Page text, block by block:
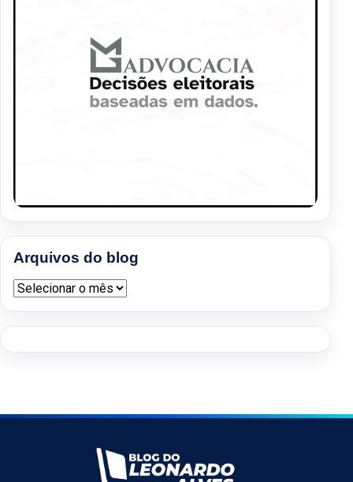
Arquivos do blog
Arquivos do blog